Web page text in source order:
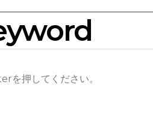
を押してください。